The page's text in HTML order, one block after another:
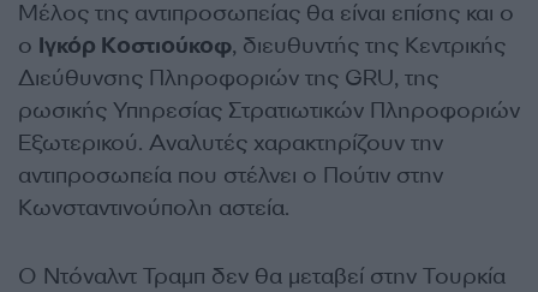
Μέλος της αντιπροσωπείας θα είναι επίσης και ο
ο Ιγκόρ Κοστιούκοφ, διευθυντής της Κεντρικής
Διεύθυνσης Πληροφοριών της GRU, της
ρωσικής Υπηρεσίας Στρατιωτικών Πληροφοριών
Εξωτερικού. Αναλυτές χαρακτηρίζουν την
αντιπροσωπεία που στέλνει ο Πούτιν στην
Κωνσταντινούπολη αστεία.
Ο Ντόναλντ Τραμπ δεν θα μεταβεί στην Τουρκία